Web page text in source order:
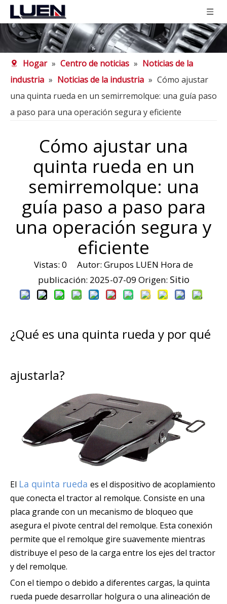
Hogar » Centro de noticias » Noticias de la
industria » Noticias de la industria » Cómo ajustar
una quinta rueda en un semirremolque: una guía paso
a paso para una operación segura y eficiente
Cómo ajustar una
quinta rueda en un
semirremolque: una
guía paso a paso para
una operación segura y
eficiente
Vistas: 0 Autor: Grupos LUEN Hora de
publicación: 2025-07-09 Origen: Sitio
¿Qué es una quinta rueda y por qué
ajustarla?
El La quinta rueda es el dispositivo de acoplamiento
que conecta el tractor al remolque. Consiste en una
placa grande con un mecanismo de bloqueo que
asegura el pivote central del remolque. Esta conexión
permite que el remolque gire suavemente mientras
distribuye el peso de la carga entre los ejes del tractor
y del remolque.
Con el tiempo o debido a diferentes cargas, la quinta
rueda puede desarrollar holgura o una alineación de